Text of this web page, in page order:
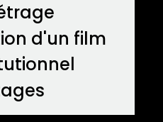
DU KUNG-FU
d'un film